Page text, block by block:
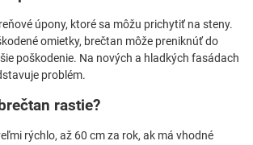
úpony, ktoré sa môžu prichytiť na steny.
omietky, brečtan môže preniknúť do
poškodenie. Na nových a hladkých fasádach
problém.
rastie?
rýchlo, až 60 cm za rok, ak má vhodné